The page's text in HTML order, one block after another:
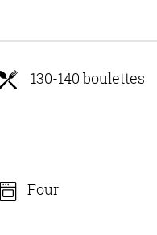
130-140 boulettes
Four